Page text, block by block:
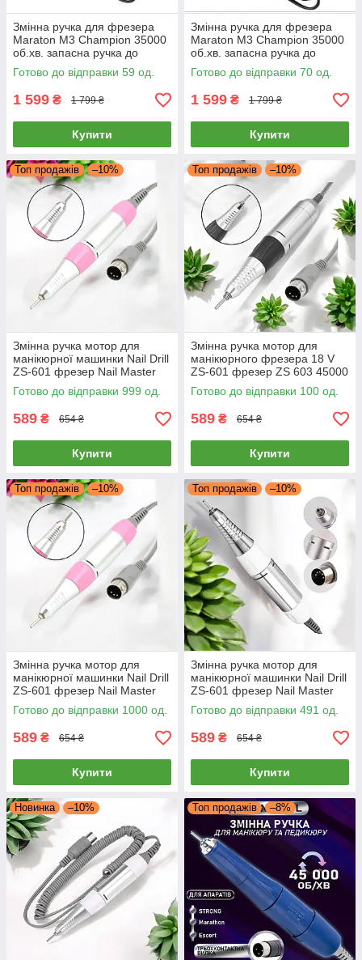
Змінна ручка для фрезера
Maraton M3 Champion 35000
об.хв. запасна ручка до
фрезера Маратон М3
Марафон
Готово до відправки 59 од.
1 599 ₴ 1 799 ₴
Купити
Змінна ручка для фрезера
Maraton M3 Champion 35000
об.хв. запасна ручка до
фрезера Маратон М3
Марафон
Готово до відправки 70 од.
1 599 ₴ 1 799 ₴
Купити
Топ продажів –10%
Змінна ручка мотор для
манікюрної машинки Nail Drill
ZS-601 фрезер Nail Master
ZS 603 45000 ручка до
фрезера
Готово до відправки 999 од.
589 ₴ 654 ₴
Купити
Топ продажів –10%
Змінна ручка мотор для
манікюрного фрезера 18 V
ZS-601 фрезер ZS 603 45000
ручка до фрезера 606
Готово до відправки 100 од.
589 ₴ 654 ₴
Купити
Топ продажів –10%
Змінна ручка мотор для
манікюрної машинки Nail Drill
ZS-601 фрезер Nail Master
ZS 603 45000 ручка до
фрезера
Готово до відправки 1000 од.
589 ₴ 654 ₴
Купити
Топ продажів –10%
Змінна ручка мотор для
манікюрної машинки Nail Drill
ZS-601 фрезер Nail Master
ZS 603 45000 ручка до
фрезера
Готово до відправки 491 од.
589 ₴ 654 ₴
Купити
Новинка –10% Топ продажів –8%